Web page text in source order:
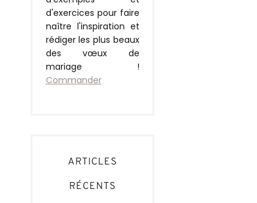
d'exercices pour faire
naître l'inspiration et
rédiger les plus beaux
des vœux de
mariage !
Commander
ARTICLES
RÉCENTS